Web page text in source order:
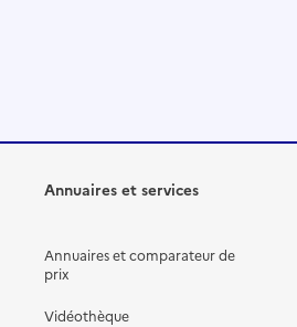
Annuaires et services
Annuaires et comparateur de
prix
Vidéothèque